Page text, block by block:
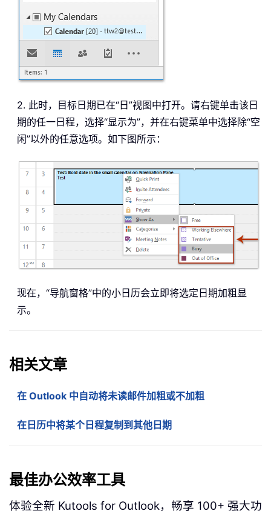
2. 此时，目标日期已在“日”视图中打开。请右键单击该日
期的任一日程，选择“显示为”，并在右键菜单中选择除“空
闲”以外的任意选项。如下图所示：
现在，“导航窗格”中的小日历会立即将选定日期加粗显
示。
相关文章
在 Outlook 中自动将未读邮件加粗或不加粗
在日历中将某个日程复制到其他日期
最佳办公效率工具
体验全新 Kutools for Outlook，畅享 100+ 强大功